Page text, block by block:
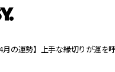
4月の運勢】上手な縁切りが運